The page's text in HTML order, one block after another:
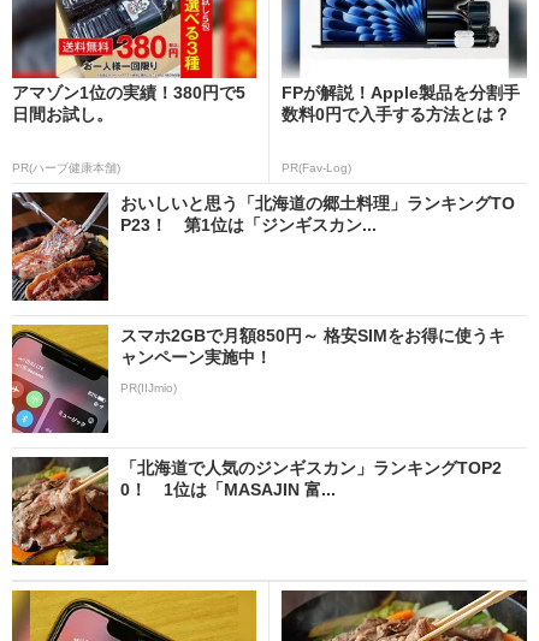
アマゾン1位の実績！380円で5
日間お試し。
PR(ハーブ健康本舗)
FPが解説！Apple製品を分割手
数料0円で入手する方法とは？
PR(Fav-Log)
おいしいと思う「北海道の郷土料理」ランキングTO
P23！ 第1位は「ジンギスカン...
スマホ2GBで月額850円～ 格安SIMをお得に使うキ
ャンペーン実施中！
PR(IIJmio)
「北海道で人気のジンギスカン」ランキングTOP2
0！ 1位は「MASAJIN 富...